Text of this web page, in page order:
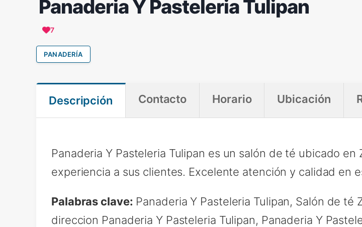
Panaderia Y Pasteleria Tulipan
7
PANADERÍA
Descripción Contacto Horario Ubicación
Panaderia Y Pasteleria Tulipan es un salón de té ubicado
experiencia a sus clientes. Excelente atención y calidad en
Palabras clave: Panaderia Y Pasteleria Tulipan, Salón de té
direccion Panaderia Y Pasteleria Tulipan, Panaderia Y